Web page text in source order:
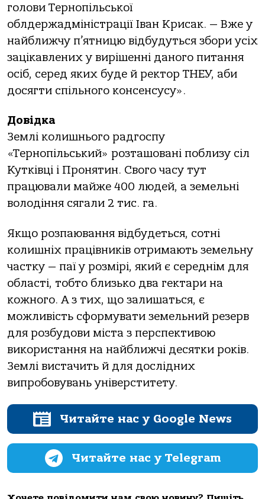
голови Тернопільської
облдержадміністрації Іван Крисак. — Вже у
найближчу п’ятницю відбудуться збори усіх
зацікавлених у вирішенні даного питання
осіб, серед яких буде й ректор ТНЕУ, аби
досягти спільного консенсусу».
Довідка
Землі колишнього радгоспу
«Тернопільський» розташовані поблизу сіл
Кутківці і Пронятин. Свого часу тут
працювали майже 400 людей, а земельні
володіння сягали 2 тис. га.
Якщо розпаювання відбудеться, сотні
колишніх працівників отримають земельну
частку — паї у розмірі, який є середнім для
області, тобто близько два гектари на
кожного. А з тих, що залишаться, є
можливість сформувати земельний резерв
для розбудови міста з перспективою
використання на найближчі десятки років.
Землі вистачить й для дослідних
випробовувань універститету.
Читайте нас у Google News
Читайте нас у Telegram